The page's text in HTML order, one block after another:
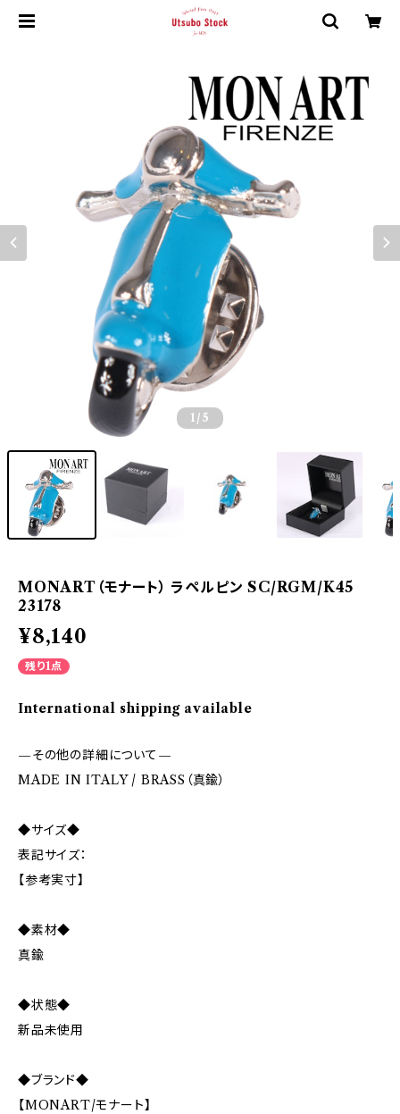
1 /5
MONART（モナート） ラペルピン SC/RGM/K45
23178
¥8,140
残り1点
International shipping available
—その他の詳細について—
MADE IN ITALY / BRASS（真鍮）
◆サイズ◆
表記サイズ：
【参考実寸】
◆素材◆
真鍮
◆状態◆
新品未使用
◆ブランド◆
【MONART/モナート】